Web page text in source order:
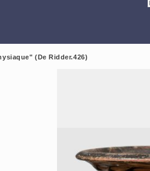
(De Ridder.426)